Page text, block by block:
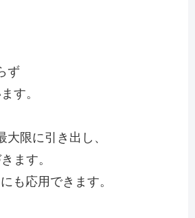
ず
す。
限に引き出し、
ます。
も応用できます。